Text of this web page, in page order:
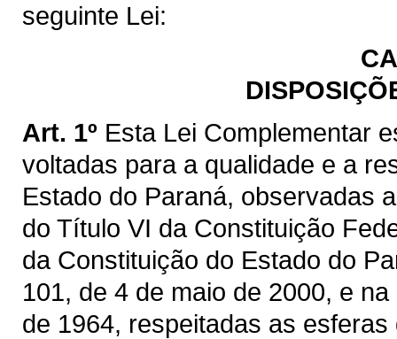
seguinte Lei:
Art. 1º Esta Lei Complementar
voltadas para a qualidade e a
Estado do Paraná, observadas
do Título VI da Constituição
da Constituição do Estado do
101, de 4 de maio de 2000, e
de 1964, respeitadas as